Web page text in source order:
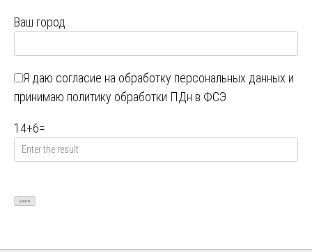
Ваш город
Я даю согласие на обработку персональных данных и
принимаю политику обработки ПДн в ФСЭ
14+6=